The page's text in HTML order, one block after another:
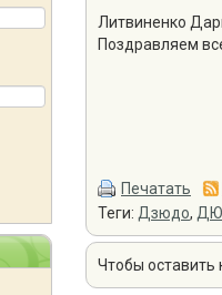
Литвиненко
Поздравляем
Печатать
Теги: Дзюдо,
Чтобы оставить